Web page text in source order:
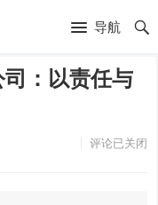
导航
：以责任与
评论已关闭